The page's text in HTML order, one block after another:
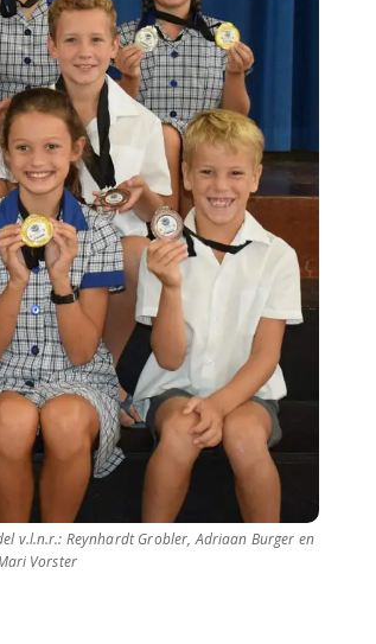
v.l.n.r.: Reynhardt Grobler, Adriaan Burger en
Vorster